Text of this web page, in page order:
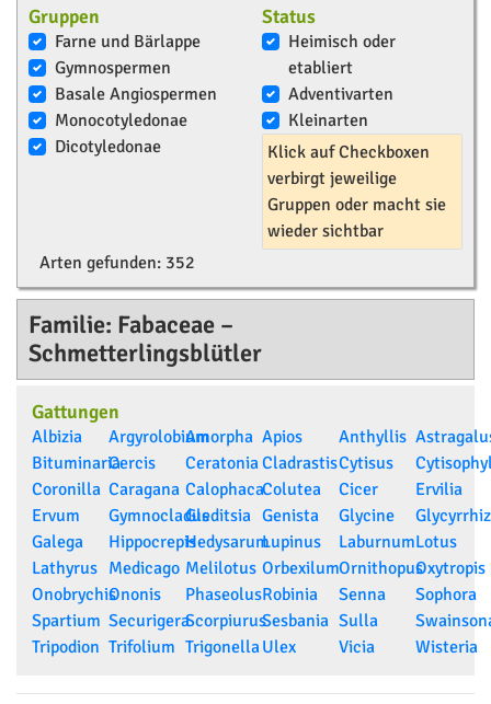
Gruppen
Farne und Bärlappe
Gymnospermen
Basale Angiospermen
Monocotyledonae
Dicotyledonae
Status
Heimisch oder
etabliert
Adventivarten
Kleinarten
Klick auf Checkboxen
verbirgt jeweilige
Gruppen oder macht sie
wieder sichtbar
Arten gefunden: 352
Familie: Fabaceae –
Schmetterlingsblütler
Gattungen
Albizia ArgyrolobiumAmorpha Apios Anthyllis
BituminariaCercis CeratoniaCladrastisCytisus
Coronilla Caragana CalophacaColutea Cicer
Ervilia
Ervum
GymnocladusGleditsia Genista Glycine
Galega
HippocrepisHedysarumLupinus LaburnumLotus
Lathyrus Medicago Melilotus OrbexilumOrnithopusOxytropis
OnobrychisOnonis PhaseolusRobinia Senna
Sophora
Spartium SecurigeraScorpiurusSesbania Sulla
Tripodion Trifolium TrigonellaUlex Vicia Wisteria